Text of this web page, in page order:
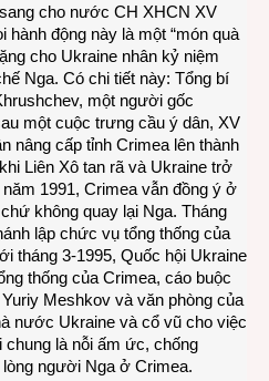
cho nước CH XHCN XV
động này là một “món quà
cho Ukraine nhân kỷ niệm
Nga. Có chi tiết này: Tổng bí
một người gốc
một cuộc trưng cầu ý dân, XV
nâng cấp tỉnh Crimea lên thành
Liên Xô tan rã và Ukraine trở
1991, Crimea vẫn đồng ý ở
không quay lại Nga. Tháng
lập chức vụ tổng thống của
tháng 3-1995, Quốc hội Ukraine
thống của Crimea, cáo buộc
Meshkov và văn phòng của
nước Ukraine và cổ vũ cho việc
là nỗi ấm ức, chống
người Nga ở Crimea.